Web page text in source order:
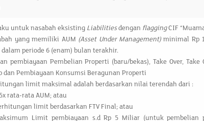
untuk nasabah eksisting Liabilitiesdengan flaggingCIF
yang memiliki AUM (Asset Under Management)minimal Rp
periode 6 (enam) bulan terakhir.
pembiayaan Pembelian Properti (baru/bekas), Take Over, Take
dan Pembiayaan Konsumsi Beragunan Properti
limit maksimal adalah berdasarkan nilai terendah dari :
rata-rata AUM; atau
limit berdasarkan FTV Final; atau
Limit pembiayaan s.d Rp 5 Miliar (untuk pembelian